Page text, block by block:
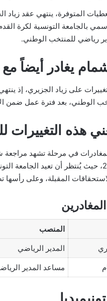
بالجامعة التونسية لكرة
رياضي للمنتخب الوطني.
يغادر أيضاً مع
على زياد الجزيري، إذ
الوطني، بعد فترة عمل ضمن
هذه
في مرحلة تشهد
العالم 2026، حيث يُنتظر أن تعيد
المقبلة، وعلى رأسها
المنصب
المدير الرياضي
مساعد المدير